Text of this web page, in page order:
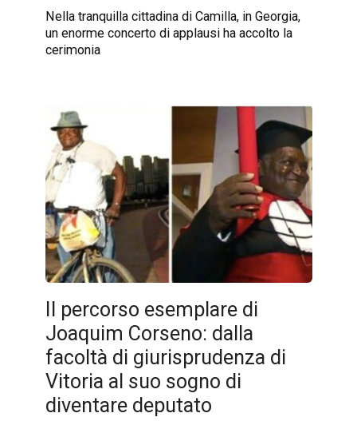
Nella tranquilla cittadina di Camilla, in Georgia,
un enorme concerto di applausi ha accolto la
cerimonia
Il percorso esemplare di
Joaquim Corseno: dalla
facoltà di giurisprudenza di
Vitoria al suo sogno di
diventare deputato